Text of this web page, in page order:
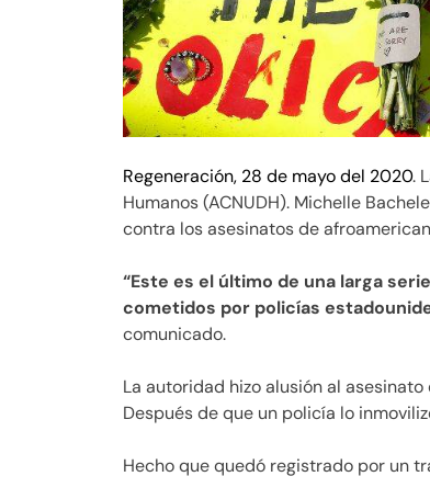
Regeneración, 28 de mayo del 2020.
Humanos (ACNUDH). Michelle
contra los asesinatos de
“Este es el último de una larga
cometidos por policías
comunicado.
La autoridad hizo alusión al
Después de que un policía lo
Hecho que quedó registrado por un